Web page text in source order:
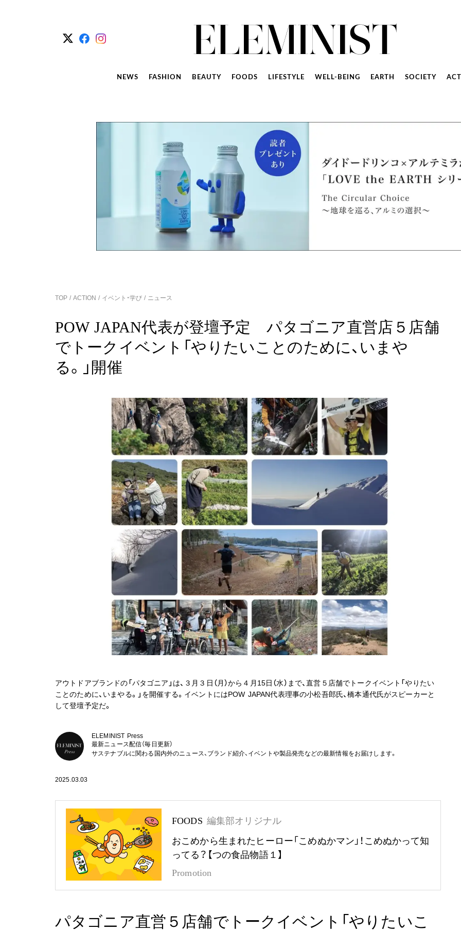
NEWS FASHION BEAUTY FOODS LIFESTYLE WELL-BEING EARTH SOCIETY
TOP ACTION イベント・学び ニュース
POW JAPAN代表が登壇予定 パタゴニア直営店５店舗
でトークイベント「やりたいことのために、いまや
る。」開催
アウトドアブランドの「パタゴニア」は、３月３日（月）から４月15日（水）まで、直営５店舗でトークイベント「やりたい
ことのために、いまやる。」を開催する。イベントにはPOW JAPAN代表理事の小松吾郎氏、橋本通代氏がスピーカーと
して登壇予定だ。
ELEMINIST Press
最新ニュース配信（毎日更新）
サステナブルに関わる国内外のニュース、ブランド紹介、イベントや製品発売などの最新情報をお届けします。
2025.03.03
FOODS 編集部オリジナル
おこめから生まれたヒーロー「こめぬかマン」！こめぬかって知
ってる？【つの食品物語１】
Promotion
パタゴニア直営５店舗でトークイベント「やりたいこ